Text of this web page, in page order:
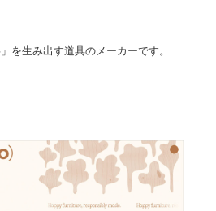
を生み出す道具のメーカーです。...